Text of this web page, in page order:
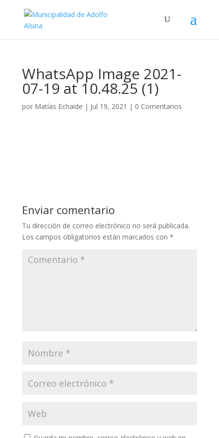
WhatsApp Image 2021-
07-19 at 10.48.25 (1)
por Matías Echaide | Jul 19, 2021 | 0 Comentarios
Enviar comentario
Tu dirección de correo electrónico no será publicada.
Los campos obligatorios están marcados con *